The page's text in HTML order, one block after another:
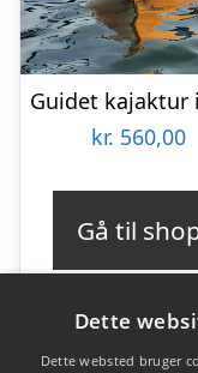
kr. 560,00
Gå til
Dette
Dette websted bruger